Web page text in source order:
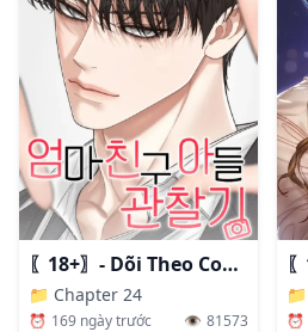
〖18+〗- Dõi Theo Con Trai Của Bạn Mẹ
📁 Chapter 24
⏰ 169 ngày trước 👁️ 81573
📁
⏰